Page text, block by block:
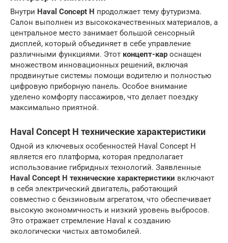
Внутри Haval Concept H продолжает тему футуризма.
Салон выполнен из высококачественных материалов, а
центральное место занимает большой сенсорный
дисплей, который объединяет в себе управление
различными функциями. Этот концепт-кар оснащен
множеством инновационных решений, включая
продвинутые системы помощи водителю и полностью
цифровую приборную панель. Особое внимание
уделено комфорту пассажиров, что делает поездку
максимально приятной.
Haval Concept H технические характеристики
Одной из ключевых особенностей Haval Concept H
является его платформа, которая предполагает
использование гибридных технологий. Заявленные
Haval Concept H технические характеристики включают
в себя электрический двигатель, работающий
совместно с бензиновым агрегатом, что обеспечивает
высокую экономичность и низкий уровень выбросов.
Это отражает стремление Haval к созданию
экологически чистых автомобилей.